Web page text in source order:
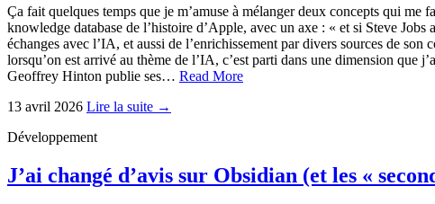
Ça fait quelques temps que je m’amuse à mélanger deux concepts qui
knowledge database de l’histoire d’Apple, avec un axe : « et si Steve
échanges avec l’IA, et aussi de l’enrichissement par divers sources de
lorsqu’on est arrivé au thème de l’IA, c’est parti dans une dimension que
Geoffrey Hinton publie ses… Read More
13 avril 2026 Lire la suite →
Développement
J’ai changé d’avis sur Obsidian (et les «